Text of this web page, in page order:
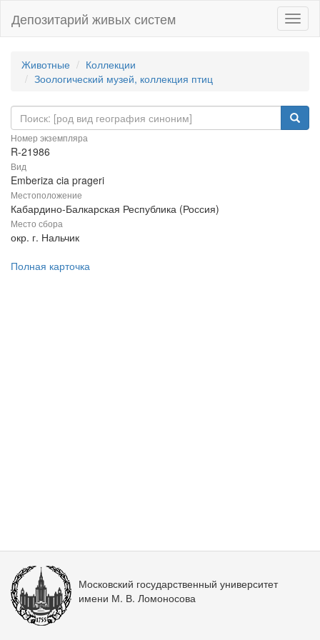
Депозитарий живых систем
Животные
Коллекции
Зоологический музей, коллекция птиц
Номер экземпляра
R-21986
Вид
Emberiza cia prageri
Местоположение
Кабардино-Балкарская Республика (Россия)
Место сбора
окр. г. Нальчик
Полная карточка
Московский государственный университет
имени М. В. Ломоносова